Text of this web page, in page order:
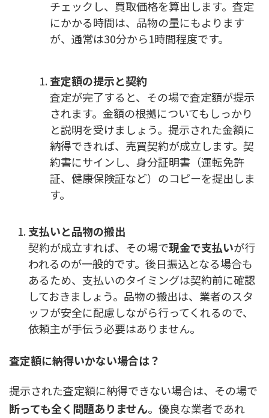
チェックし、買取価格を算出します。査定
にかかる時間は、品物の量にもよります
が、通常は30分から1時間程度です。
査定額の提示と契約
査定が完了すると、その場で査定額が提示
されます。金額の根拠についてもしっかり
と説明を受けましょう。提示された金額に
納得できれば、売買契約が成立します。契
約書にサインし、身分証明書（運転免許
証、健康保険証など）のコピーを提出しま
す。
支払いと品物の搬出
契約が成立すれば、その場で現金で支払いが行
われるのが一般的です。後日振込となる場合も
あるため、支払いのタイミングは契約前に確認
しておきましょう。品物の搬出は、業者のスタ
ッフが安全に配慮しながら行ってくれるので、
依頼主が手伝う必要はありません。
査定額に納得いかない場合は？
提示された査定額に納得できない場合は、その場で
断っても全く問題ありません。優良な業者であれ